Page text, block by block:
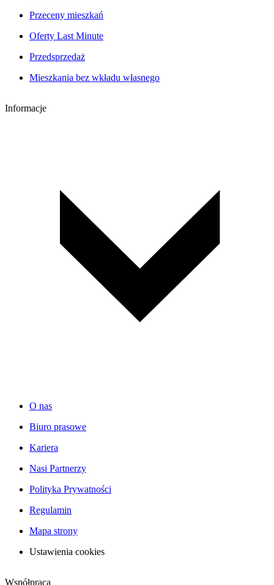
Przeceny mieszkań
Oferty Last Minute
Przedsprzedaż
Mieszkania bez wkładu własnego
Informacje
O nas
Biuro prasowe
Kariera
Nasi Partnerzy
Polityka Prywatności
Regulamin
Mapa strony
Ustawienia cookies
Współpraca